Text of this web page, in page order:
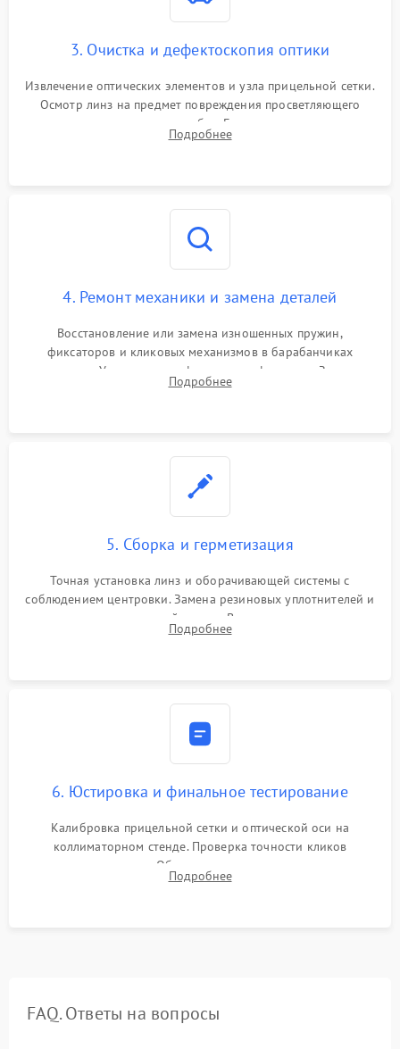
3. Очистка и дефектоскопия оптики
Извлечение оптических элементов и узла прицельной сетки.
Осмотр линз на предмет повреждения просветляющего
покрытия или появления грибка. Бережная очистка стекол
спецрастворами. Проверка целостности гравированной
Подробнее
4. Ремонт механики и замена деталей
Восстановление или замена изношенных пружин,
фиксаторов и кликовых механизмов в барабанчиках
поправок. Устранение люфтов в трансфокаторе. Замена
поврежденных линз, разбитой сетки или восстановление
Подробнее
5. Сборка и герметизация
Точная установка линз и оборачивающей системы с
соблюдением центровки. Замена резиновых уплотнителей и
нанесение влагозащитной смазки. Вакуумирование корпуса
и заполнение его осушенным азотом или аргоном для
Подробнее
6. Юстировка и финальное тестирование
Калибровка прицельной сетки и оптической оси на
коллиматорном стенде. Проверка точности кликов
механизма поправок. Обязательное испытание прицела на
ударном стенде для проверки устойчивости к отдаче и
Подробнее
FAQ. Ответы на вопросы